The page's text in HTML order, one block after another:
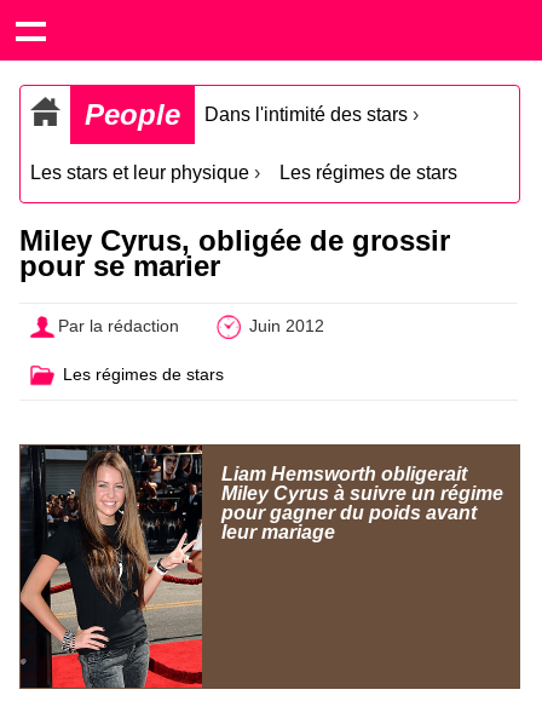
People Dans l'intimité des stars ›
Les stars et leur physique › Les régimes de stars
Miley Cyrus, obligée de grossir
pour se marier
Par la rédaction Juin 2012
Les régimes de stars
Liam Hemsworth obligerait
Miley Cyrus à suivre un régime
pour gagner du poids avant
leur mariage